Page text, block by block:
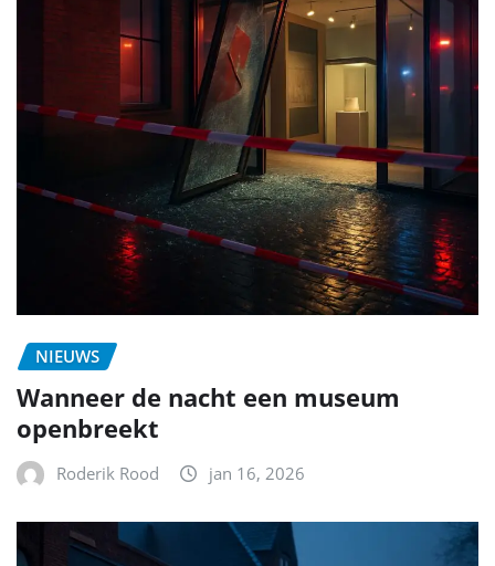
NIEUWS
Wanneer de nacht een museum
openbreekt
Roderik Rood jan 16, 2026